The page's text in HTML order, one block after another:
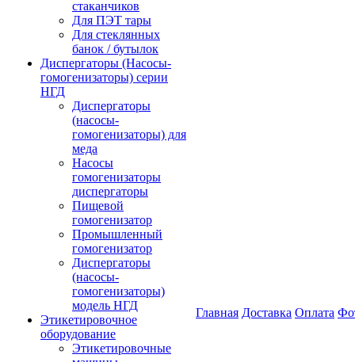
стаканчиков
Для ПЭТ тары
Для стеклянных
банок / бутылок
Диспергаторы (Насосы-
гомогенизаторы) серии
НГД
Диспергаторы
(насосы-
гомогенизаторы) для
меда
Насосы
гомогенизаторы
диспергаторы
Пищевой
гомогенизатор
Промышленный
гомогенизатор
Диспергаторы
(насосы-
гомогенизаторы)
модель НГД
Этикетировочное
оборудование
Этикетировочные
Главная Доставка Оплата